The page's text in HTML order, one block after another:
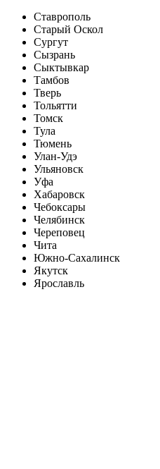
Ставрополь
Старый Оскол
Сургут
Сызрань
Сыктывкар
Тамбов
Тверь
Тольятти
Томск
Тула
Тюмень
Улан-Удэ
Ульяновск
Уфа
Хабаровск
Чебоксары
Челябинск
Череповец
Чита
Южно-Сахалинск
Якутск
Ярославль